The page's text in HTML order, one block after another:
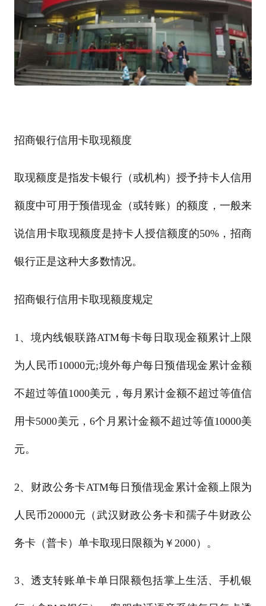
招商银行信用卡取现额度
取现额度是指发卡银行（或机构）授予持卡人信用
额度中可用于预借现金（或转账）的额度，一般来
说信用卡取现额度是持卡人授信额度的50%，招商
银行正是这种大多数情况。
招商银行信用卡取现额度规定
1、境内线银联路ATM每卡每日取现金额累计上限
为人民币10000元;境外每户每日预借现金累计金额
不超过等值1000美元，每月累计金额不超过等值信
用卡5000美元，6个月累计金额不超过等值10000美
元。
2、财政公务卡ATM每日预借现金累计金额上限为
人民币20000元（武汉财政公务卡和孺子牛财政公
务卡（普卡）单卡取现日限额为￥2000）。
3、透支转账单卡单日限额包括掌上生活、手机银